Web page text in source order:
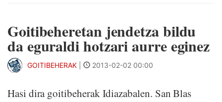
Goitibeheretan jendetza bildu
da eguraldi hotzari aurre eginez
GOITIBEHERAK 2013-02-02 00:00
Hasi dira goitibeherak Idiazabalen. San Blas